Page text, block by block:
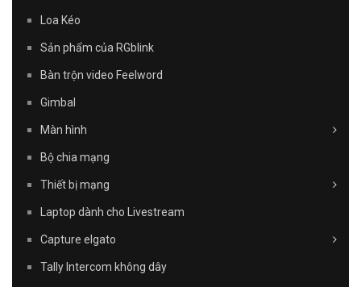
Loa Kéo
Sản phẩm của RGblink
Bàn trộn video Feelword
Gimbal
Màn hình
Bộ chia mạng
Thiết bị mạng
Laptop dành cho Livestream
Capture elgato
Tally Intercom không dây